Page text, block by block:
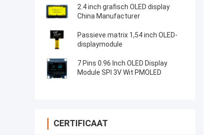
2.4 inch grafisch OLED display
China Manufacturer
Passieve matrix 1,54 inch OLED-
displaymodule
7 Pins 0.96 Inch OLED Display
Module SPI 3V Wit PMOLED
CERTIFICAAT